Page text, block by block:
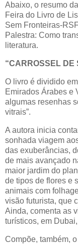
Abaixo, o resumo
Feira do Livro de
Sem Fronteiras-
Palestra: Como
literatura.
“CARROSSEL DE
O livro é dividido
Emirados Árabes e
algumas resenhas
vitrais”.
A autora inicia
sonhada viagem
das exuberâncias,
de mais avançado
maior jardim do
de tipos de flores e
animais com
visão futurista, que
Ainda, comenta as
turísticos, em
Compõe, também,